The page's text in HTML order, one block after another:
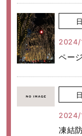
2024/
ペー
2024/
凍結